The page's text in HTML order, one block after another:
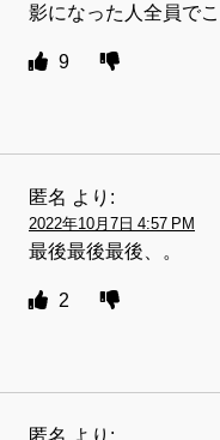
影になった人全員で
9
匿名 より:
2022年10月7日 4:57 PM
最後最後最後、。
2
匿名 より: